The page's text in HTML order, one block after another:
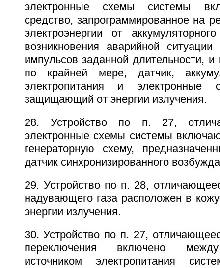
электронные схемы системы
средство, запрограммированное на
электроэнергии от
возникновения аварийной
импульсов заданной длительности,
по крайней мере, датчик,
электропитания и
защищающий от энергии излучения.
28. Устройство по п. 27,
электронные схемы системы
генераторную схему,
датчик синхронизированного
29. Устройство по п. 28,
надувающего газа расположен в
энергии излучения.
30. Устройство по п. 27,
переключения включено
источником электропитания